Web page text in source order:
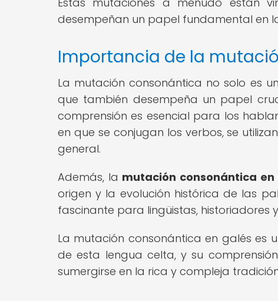
desempeñan un papel fundamental en
Importancia de la
La mutación consonántica no solo es
que también desempeña un papel
comprensión es esencial para los
en que se conjugan los verbos, se
general.
Además, la mutación consonántica en
origen y la evolución histórica de las
fascinante para lingüistas,
La mutación consonántica en galés
de esta lengua celta, y su
sumergirse en la rica y compleja